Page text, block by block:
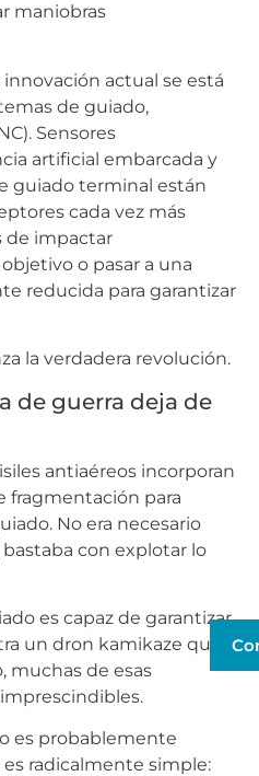
maniobras
actual se está
de guiado,
Sensores
artificial embarcada y
guiado terminal están
cada vez más
de impactar
o pasar a una
reducida para garantizar
la verdadera revolución.
de guerra deja de
antiaéreos incorporan
fragmentación para
No era necesario
con explotar lo
es capaz de garantizar
un dron kamikaze que
muchas de esas
es probablemente
es radicalmente simple: